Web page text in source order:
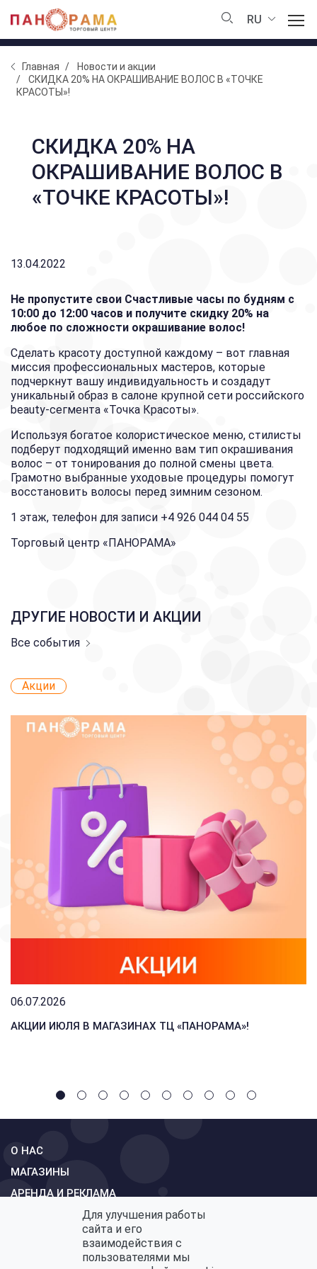
RU
Главная
Новости и акции
СКИДКА 20% НА ОКРАШИВАНИЕ ВОЛОС В «ТОЧКЕ
КРАСОТЫ»!
СКИДКА 20% НА
ОКРАШИВАНИЕ ВОЛОС В
«ТОЧКЕ КРАСОТЫ»!
13.04.2022
Не пропустите свои Счастливые часы по будням с
10:00 до 12:00 часов и получите скидку 20% на
любое по сложности окрашивание волос!
Сделать красоту доступной каждому – вот главная
миссия профессиональных мастеров, которые
подчеркнут вашу индивидуальность и создадут
уникальный образ в салоне крупной сети российского
beauty-сегмента «Точка Красоты».
Используя богатое колористическое меню, стилисты
подберут подходящий именно вам тип окрашивания
волос – от тонирования до полной смены цвета.
Грамотно выбранные уходовые процедуры помогут
восстановить волосы перед зимним сезоном.
1 этаж, телефон для записи +4 926 044 04 55
Торговый центр «ПАНОРАМА»
ДРУГИЕ НОВОСТИ И АКЦИИ
Все события
Акции
06.07.2026
АКЦИИ ИЮЛЯ В МАГАЗИНАХ ТЦ «ПАНОРАМА»!
О НАС
МАГАЗИНЫ
АРЕНДА И РЕКЛАМА
ОБРАТНАЯ СВЯЗЬ
Для улучшения работы
сайта и его
взаимодействия с
пользователями мы